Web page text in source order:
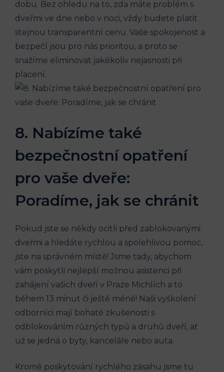
dobu. Bez ohledu na to, zda máte problém s
dveřmi ve dne nebo v noci, vždy budete platit
stejnou transparentní cenu. Vaše spokojenost a
bezpečí jsou pro nás prioritou, a proto se
snažíme eliminovat jakékoliv nejasnosti při
placení.
8. Nabízíme také
bezpečnostní opatření
pro vaše dveře:
Poradíme, jak se chránit
Pokud jste se někdy ocitli před zablokovanými
dveřmi a hledáte rychlou a spolehlivou pomoc,
jste na správném místě! Jsme tady, abychom
vám poskytli nejlepší možnou asistenci při
zahájení vašich dveří v Praze Michlích a to
během 13 minut či ještě méně! Naši vyškolení
odborníci mají bohaté zkušenosti s
odblokováním různých typů a druhů dveří, ať
už se jedná o byty, kanceláře nebo auta.
Kromě poskytování rychlého zásahu jsme tu